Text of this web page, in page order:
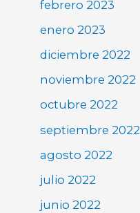
febrero 2023
enero 2023
diciembre 2022
noviembre 2022
octubre 2022
septiembre 2022
agosto 2022
julio 2022
junio 2022